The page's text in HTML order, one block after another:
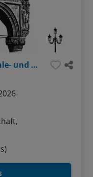
Mystisches Venedig mit Kohle- und Farbstiftzeichnung